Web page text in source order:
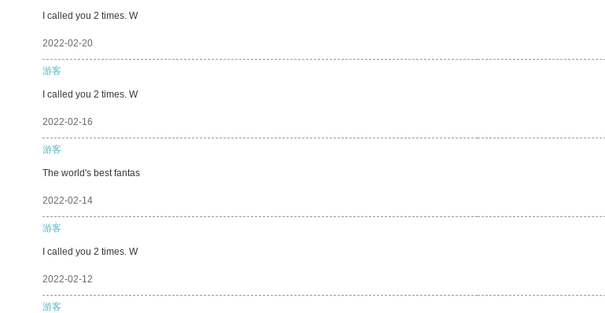
I called you 2 times. W
2022-02-20
游客
I called you 2 times. W
2022-02-16
游客
The world's best fantas
2022-02-14
游客
I called you 2 times. W
2022-02-12
游客